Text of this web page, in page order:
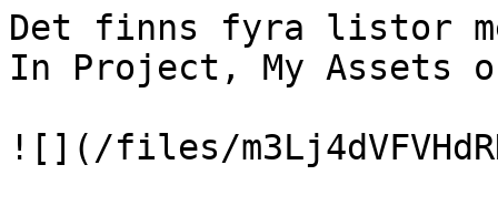
Det finns fyra listor
In Project, My Assets
![](/files/